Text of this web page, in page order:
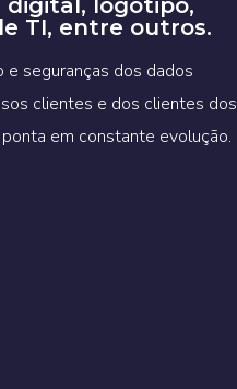
logotipo,
TI, entre outros.
e seguranças dos dados
clientes e dos clientes dos
em constante evolução.